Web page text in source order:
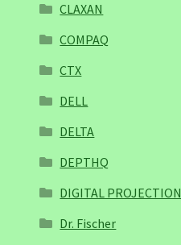
CLAXAN
COMPAQ
CTX
DELL
DELTA
DEPTHQ
DIGITAL PROJECTION
Dr. Fischer